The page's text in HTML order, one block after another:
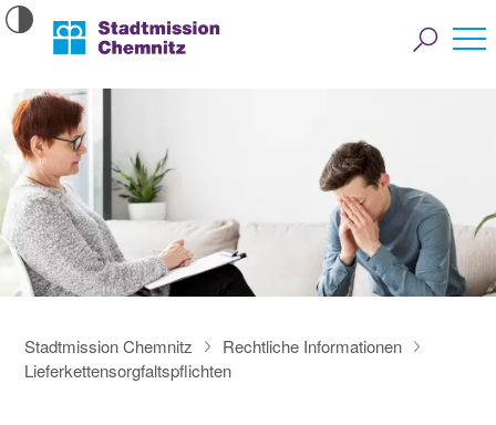
Stadtmission Chemnitz
Rechtliche Informationen
Lieferkettensorgfaltspflichten